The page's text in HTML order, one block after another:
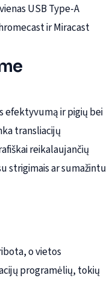
USB Type-A
ir Miracast
efektyvumą ir pigių bei
transliacijų
reikalaujančių
strigimais ar sumažintu
o vietos
programėlių, tokių